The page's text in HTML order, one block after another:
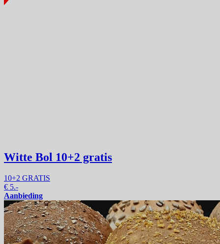
Witte Bol 10+2 gratis
10+2 GRATIS
€ 5.-
Aanbieding